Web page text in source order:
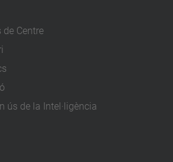
Centre
ús de la Intel·ligència